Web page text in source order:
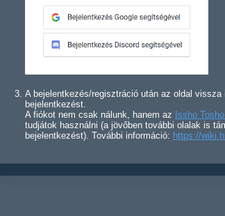
A bejelentkezés/regisztráció után az oldal
bejelentkezést.
A fiókot nem csak nálunk, hanem az Issho
tudjátok használni (a jövőben további olalak is
bejelentkezést). További információ: https://